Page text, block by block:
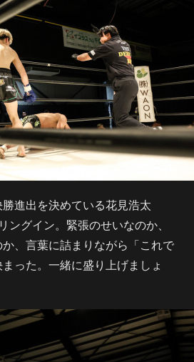
進出を決めている花見浩太
ングイン。緊張のせいなのか、
、言葉に詰まりながら「これで
った。一緒に盛り上げましょ